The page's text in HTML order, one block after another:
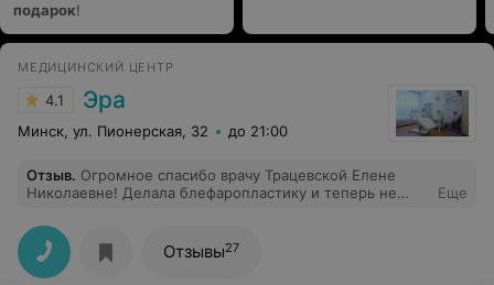
подарок!
МЕДИЦИНСКИЙ ЦЕНТР
4.1 Эра
Минск, ул. Пионерская, 32 до 21:00
Отзыв. Огромное спасибо врачу Трацевской Елене
Николаевне! Делала блефаропластику и теперь не
Еще
Отзывы27